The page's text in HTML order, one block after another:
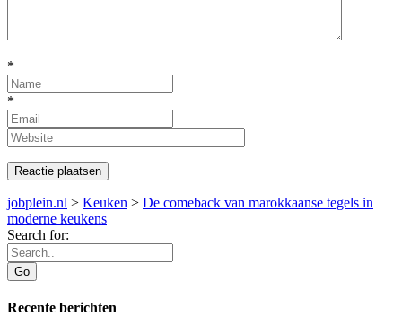
*
*
jobplein.nl > Keuken > De comeback van marokkaanse tegels in
moderne keukens
Search for:
Recente berichten